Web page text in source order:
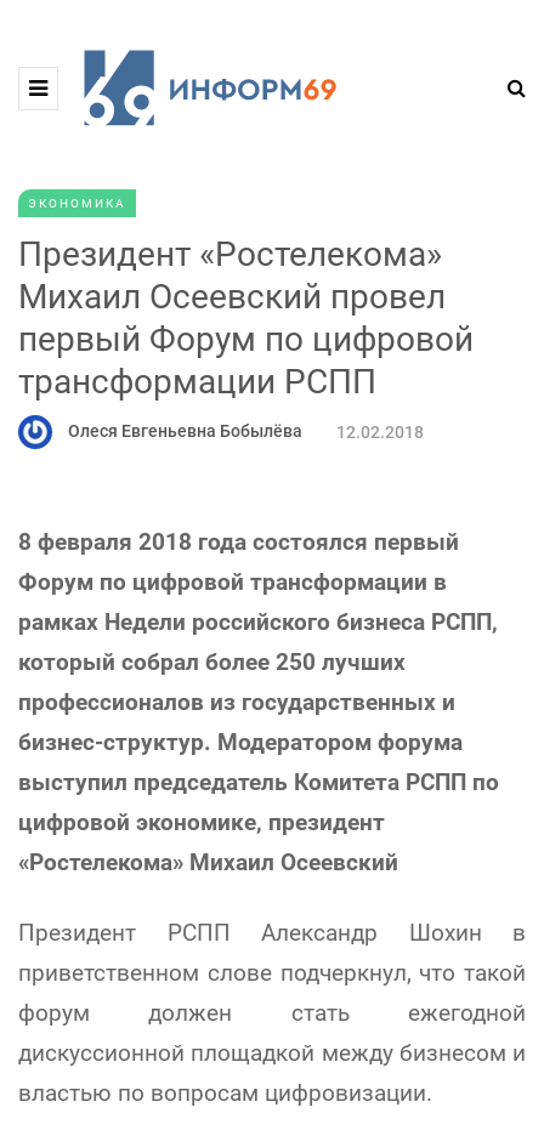
ЭКОНОМИКА
Президент «Ростелекома»
Михаил Осеевский провел
первый Форум по цифровой
трансформации РСПП
Олеся Евгеньевна Бобылёва 12.02.2018
8 февраля 2018 года состоялся первый
Форум по цифровой трансформации в
рамках Недели российского бизнеса РСПП,
который собрал более 250 лучших
профессионалов из государственных и
бизнес-структур. Модератором форума
выступил председатель Комитета РСПП по
цифровой экономике, президент
«Ростелекома» Михаил Осеевский
Президент РСПП Александр Шохин в
приветственном слове подчеркнул, что такой
форум должен стать ежегодной
дискуссионной площадкой между бизнесом и
властью по вопросам цифровизации.